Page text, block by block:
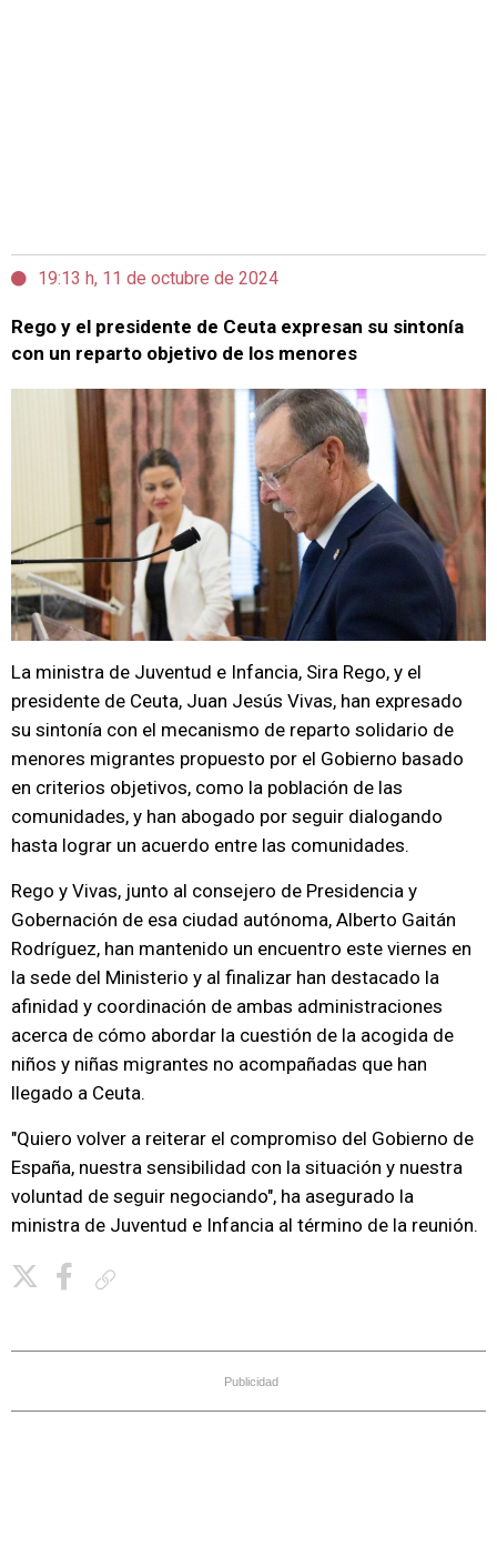
19:13 h, 11 de octubre de 2024
Rego y el presidente de Ceuta expresan su sintonía
con un reparto objetivo de los menores
La ministra de Juventud e Infancia, Sira Rego, y el
presidente de Ceuta, Juan Jesús Vivas, han expresado
su sintonía con el mecanismo de reparto solidario de
menores migrantes propuesto por el Gobierno basado
en criterios objetivos, como la población de las
comunidades, y han abogado por seguir dialogando
hasta lograr un acuerdo entre las comunidades.
Rego y Vivas, junto al consejero de Presidencia y
Gobernación de esa ciudad autónoma, Alberto Gaitán
Rodríguez, han mantenido un encuentro este viernes en
la sede del Ministerio y al finalizar han destacado la
afinidad y coordinación de ambas administraciones
acerca de cómo abordar la cuestión de la acogida de
niños y niñas migrantes no acompañadas que han
llegado a Ceuta.
"Quiero volver a reiterar el compromiso del Gobierno de
España, nuestra sensibilidad con la situación y nuestra
voluntad de seguir negociando", ha asegurado la
ministra de Juventud e Infancia al término de la reunión.
Publicidad